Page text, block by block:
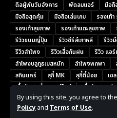
By using this site, you agree to the
Policy and Terms of Use.
ดีลผู้พันวันอังคาร
พัดลมแอร์
มือถื
มือถือสุดคุ้ม
มือถือเล่นเกม รองเท้
รองเท้าสุขภาพ
รองเท้าแตะสุขภาพ
รีวิวขนมญี่ปุ่น
รีวิวซีรีส์เกาหลี รีวิว
รีวิวลำโพง
รีวิวเสื้อกันฝน รีวิว แอ
ลำโพงบลูทูธเบสหนัก
ลำโพงพกพา
สกินแคร์
สุกี้ MK สุกี้ตี๋น้อย เช
เสื้อกันฝนขี่มอเตอร์ไซค์
เสื้อกันฝนอย่
แนะนำสมาร์ทโฟน
แอร์พกพา แอร์
โทรศัพท์ราคาถูก
โปรคุ้ม โปรวันอังค